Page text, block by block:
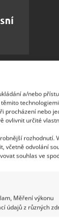
a/nebo
procházení nebo
ovlivnit určité
rozhodnutí.
včetně odvolání
souhlas ve
Měření výkonu
údajů z různých
se
.